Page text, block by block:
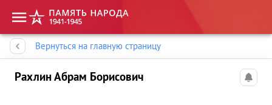
Вернуться на главную страницу
Рахлин Абрам Борисович
Память народа